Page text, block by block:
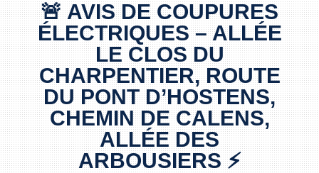
🚨 AVIS DE COUPURES
ÉLECTRIQUES – ALLÉE
LE CLOS DU
CHARPENTIER, ROUTE
DU PONT D’HOSTENS,
CHEMIN DE CALENS,
ALLÉE DES
ARBOUSIERS ⚡